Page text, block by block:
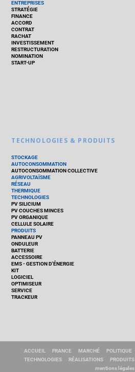
ENTREPRISES
STRATÉGIE
FINANCE
ACCORD
CONTRAT
RACHAT
INVESTISSEMENT
RESTRUCTURATION
NOMINATION
START-UP
TECHNOLOGIES & PRODUITS
STOCKAGE
AUTOCONSOMMATION
AUTOCONSOMMATION COLLECTIVE
AGRIVOLTAÏSME
RÉSEAU
THERMIQUE
TECHNOLOGIES
PV SILICIUM
PV COUCHES MINCES
PV ORGANIQUE
CELLULE SOLAIRE
PRODUITS
PANNEAU PV
ONDULEUR
BATTERIE
ACCESSOIRE
EMS - GESTION D'ÉNERGIE
KIT
LOGICIEL
OPTIMISEUR
SERVICE
TRACKEUR
ACCUEIL FRANCE MARCHÉ POLITIQUE
TECHNOLOGIES
RÉALISATIONS PRODUITS
mentions légales